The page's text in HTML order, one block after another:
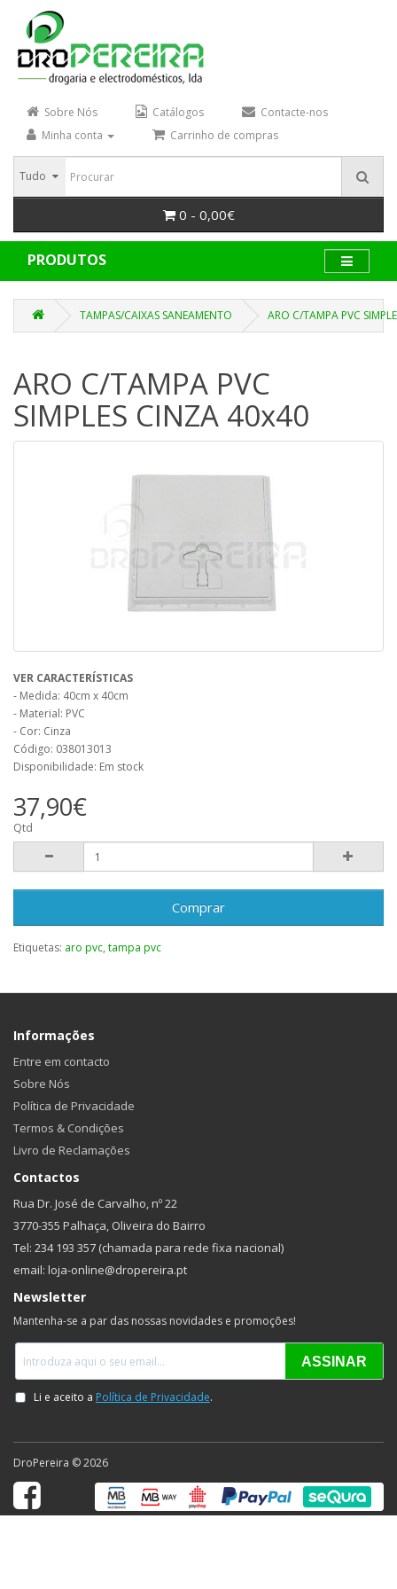
Sobre Nós Catálogos
Contacte-nos
Minha conta
Carrinho de compras
Tudo
0 - 0,00€
PRODUTOS
TAMPAS/CAIXAS SANEAMENTO ARO C/TAMPA PVC
ARO C/TAMPA PVC
SIMPLES CINZA 40x40
VER CARACTERÍSTICAS
- Medida: 40cm x 40cm
- Material: PVC
- Cor: Cinza
Código: 038013013
Disponibilidade: Em stock
37,90€
Qtd
Comprar
Etiquetas: aro pvc, tampa pvc
Informações
Entre em contacto
Sobre Nós
Política de Privacidade
Termos & Condições
Livro de Reclamações
Contactos
Rua Dr. José de Carvalho, nº 22
3770-355 Palhaça, Oliveira do Bairro
Tel: 234 193 357 (chamada para rede fixa nacional)
email: loja-online@dropereira.pt
Newsletter
Mantenha-se a par das nossas novidades e promoções!
DroPereira © 2026